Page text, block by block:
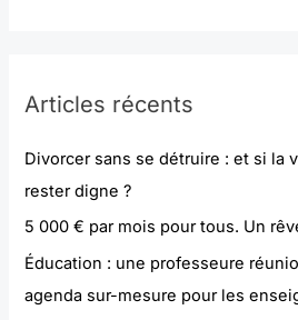
Articles récents
Divorcer sans se détruire : et si la
rester digne ?
5 000 € par mois pour tous. Un
Éducation : une professeure
agenda sur-mesure pour les